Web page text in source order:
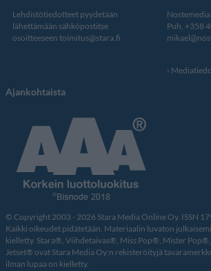
Lehdistötiedotteet pyydetään
lähettämään sähköpostitse
osoitteeseen toimitus@stara.fi
Puh. +358
Ajankohtaista
© Copyright 2003 - 2026 Stara Media Online Oy. ISSN
Kaikki oikeudet pidätetään. Materiaalin luvaton
kielletty. Stara®, Viihdetaivas®, Miss Pop®, Mister
Jetset® ovat Stara Media Oy:n rekisteröityjä
ilman lupaa on kielletty.